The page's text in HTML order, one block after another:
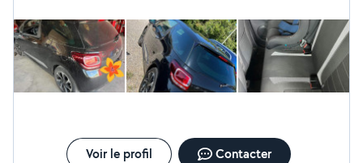
sa vous interresse n hesitez pas a nous solicités
Voir le profil Contacter